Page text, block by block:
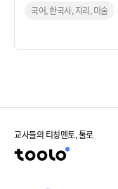
국어, 한국사, 지리, 미술
교사들의 티칭멘토, 툴로